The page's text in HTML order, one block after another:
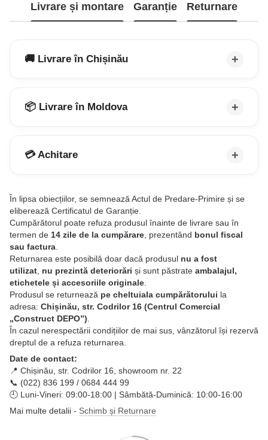
Livrare și montare Garanție Returnare
🚚 Livrare în Chișinău
📦 Livrare în Moldova
💳 Achitare
În lipsa obiecțiilor, se semnează Actul de Predare-Primire și se
eliberează Certificatul de Garanție.
Cumpărătorul poate refuza produsul înainte de livrare sau în
termen de 14 zile de la cumpărare , prezentând bonul fiscal
sau factura
Returnarea este posibilă doar dacă produsul nu a fost
utilizat nu prezintă deteriorări și sunt păstrate ambalajul,
etichetele și accesoriile originale
Produsul se returnează pe cheltuiala cumpărătorului la
adresa: Chișinău, str. Codrilor 16 (Centrul Comercial
„Construct DEPO”)
În cazul nerespectării condițiilor de mai sus, vânzătorul își rezervă
dreptul de a refuza returnarea.
Date de contact:
📍 Chișinău, str. Codrilor 16, showroom nr. 22
📞 (022) 836 199 / 0684 444 99
🕘 Luni-Vineri: 09:00-18:00 | Sâmbătă-Duminică: 10:00-16:00
Mai multe detalii - Schimb și Returnare